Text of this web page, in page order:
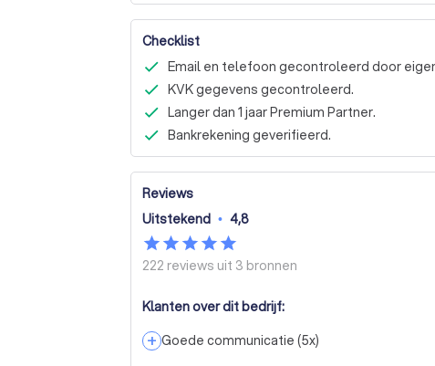
Checklist
Email en telefoon gecontroleerd door
KVK gegevens gecontroleerd.
Langer dan 1 jaar Premium Partner.
Bankrekening geverifieerd.
Reviews
Uitstekend • 4,8
222 reviews uit 3 bronnen
Klanten over dit bedrijf:
+ Goede communicatie (5x)